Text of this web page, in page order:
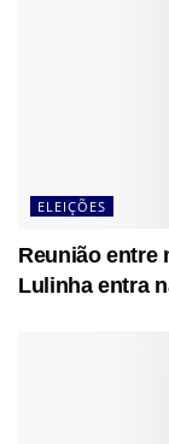
ELEIÇÕES
Reunião entre
Lulinha entra